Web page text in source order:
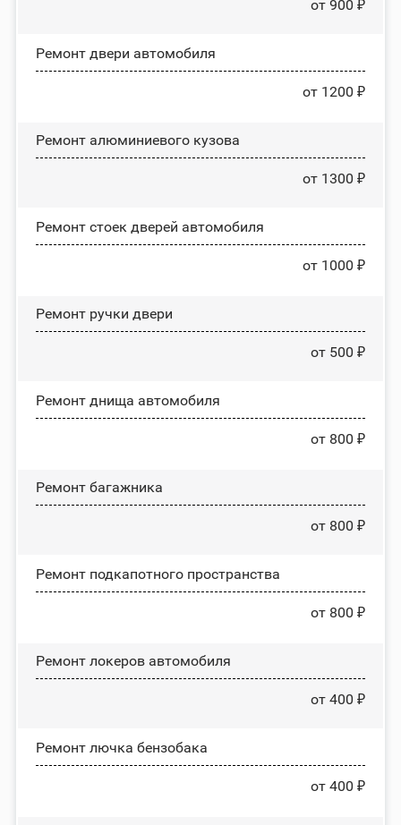
от 900 ₽
Ремонт двери автомобиля
от 1200 ₽
Ремонт алюминиевого кузова
от 1300 ₽
Ремонт стоек дверей автомобиля
от 1000 ₽
Ремонт ручки двери
от 500 ₽
Ремонт днища автомобиля
от 800 ₽
Ремонт багажника
от 800 ₽
Ремонт подкапотного пространства
от 800 ₽
Ремонт лoĸepoв автомобиля
от 400 ₽
Ремонт лючка бензобака
от 400 ₽